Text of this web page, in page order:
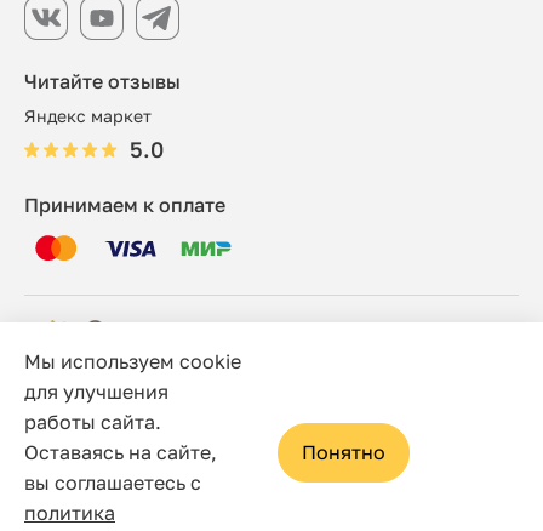
Читайте отзывы
Яндекс маркет
5.0
Принимаем к оплате
© 2006 - 2026 Этно-шоп, Интернет-магазин
Политика конфиденциальности
Сайт носит исключительно информационный характер, и
ни при каких условиях не является публичной офертой,
определяемой положениями статьи 437(2) Гражданского
Мы используем cookie
для улучшения
работы сайта.
Оставаясь на сайте,
вы соглашаетесь с
политика
Понятно